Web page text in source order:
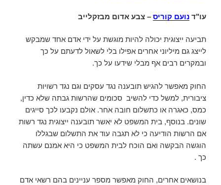
עו"ד נועם קוריס – צבע אדום מבזקלייב
תביעה ייצוגית יכולה להיות מוגשת על ידי אדם אחד שמבקש
לייצג גם מיליוני אחרים אפילו בלי לשאול לדעתם על כך
ובמקרים רבים אף מבלי שידעו על כך.
החוק מאפשר להגיש תובענה נגד עסקים וגם נגד רשויות
ציבורית, למשל כדי להשיב סכומים שהרשות גבתה שלא כדין,
כמס, כאגרה או כתשלום חובה אחר. אולם נקבעו לכך סייגים
שונים. בנוסף, בית המשפט לא יאשר תובענה ייצוגית נגד רשות
אם הרשות הודיעה כי לא תגבה עוד את התשלום שבגללו
הוגשה הבקשה ואם הוכח לבית המשפט כי היא אמנם עשתה
כך .
בנושאים אחרים, החוק מאפשר מספר עניינים בהם רשאי אדם